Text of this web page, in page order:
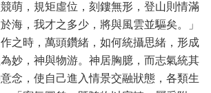
競萌，規矩虛位，刻鏤無形，登山則情滿
海，我才之多少，將與風雲並驅矣。」
之時，萬頭鑽緒，如何統攝思緒，形成
妙，神與物游。神居胸臆，而志氣統其
念，使自己進入情景交融狀態，各類生